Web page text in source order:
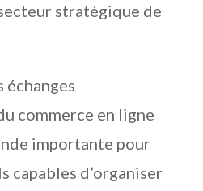
stratégique de
échanges
commerce en ligne
importante pour
capables d’organiser